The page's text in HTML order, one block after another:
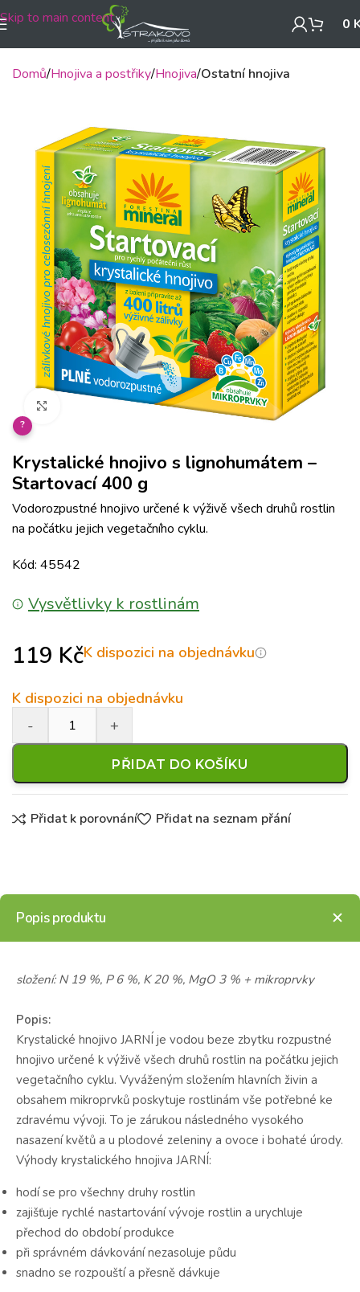
Skip to main content 0
Domů Hnojiva a postřiky Hnojiva Ostatní hnojiva
Klikněte pro zvětšení
?
Krystalické hnojivo s lignohumátem –
Startovací 400 g
Vodorozpustné hnojivo určené k výživě všech druhů rostlin
na počátku jejich vegetačního cyklu.
Kód: 45542
Vysvětlivky k rostlinám
119 KčK dispozici na objednávku
K dispozici na objednávku
PŘIDAT DO KOŠÍKU
Přidat k porovnání Přidat na seznam přání
Popis produktu
složení: N 19 %, P 6 %, K 20 %, MgO 3 % + mikroprvky
Popis:
Krystalické hnojivo JARNÍ je vodou beze zbytku rozpustné
hnojivo určené k výživě všech druhů rostlin na počátku jejich
vegetačního cyklu. Vyváženým složením hlavních živin a
obsahem mikroprvků poskytuje rostlinám vše potřebné ke
zdravému vývoji. To je zárukou následného vysokého
nasazení květů a u plodové zeleniny a ovoce i bohaté úrody.
Výhody krystalického hnojiva JARNÍ:
hodí se pro všechny druhy rostlin
zajišťuje rychlé nastartování vývoje rostlin a urychluje
přechod do období produkce
při správném dávkování nezasoluje půdu
snadno se rozpouští a přesně dávkuje